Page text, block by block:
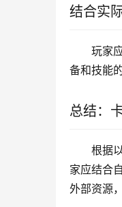
结合实
玩家
备和技能
总结：
根据
家应结合
外部资源